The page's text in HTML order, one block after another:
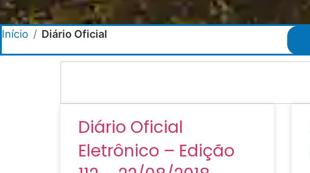
Início / Diário Oficial
Diário Oficial
Eletrônico – Edição